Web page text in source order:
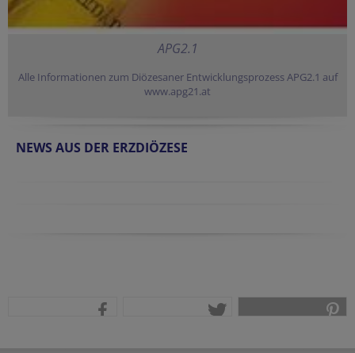
APG2.1
Alle Informationen zum Diözesaner Entwicklungsprozess APG2.1 auf
www.apg21.at
NEWS AUS DER ERZDIÖZESE